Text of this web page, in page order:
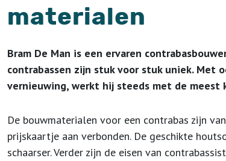
materialen
Bram De Man is een ervaren
contrabassen zijn stuk voor stuk uniek. Met
vernieuwing, werkt hij steeds met de
De bouwmaterialen voor een contrabas zijn
prijskaartje aan verbonden. De geschikte
schaarser. Verder zijn de eisen van